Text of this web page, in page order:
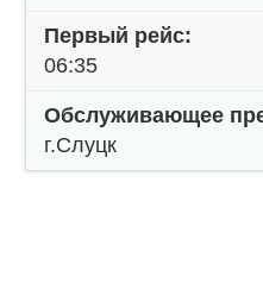
Первый рейс:
06:35
Обслуживающее
г.Слуцк